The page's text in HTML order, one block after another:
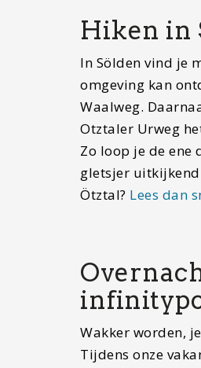
Hiken in
In Sölden vind je
omgeving kan
Waalweg.
Otztaler Urweg
Zo loop je de ene
gletsjer uitkijkend
Ötztal? Lees dan
Wakker worden,
Tijdens onze